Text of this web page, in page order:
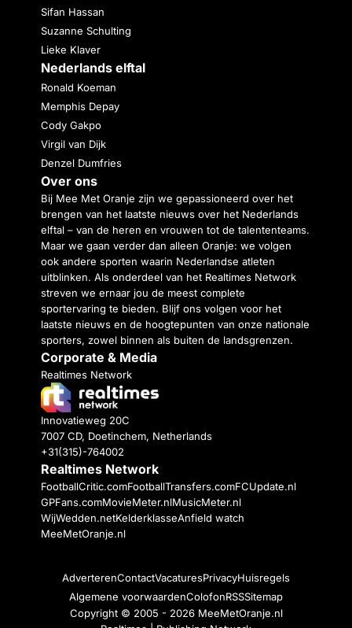
Sifan Hassan
Suzanne Schulting
Lieke Klaver
Nederlands elftal
Ronald Koeman
Memphis Depay
Cody Gakpo
Virgil van Dijk
Denzel Dumfries
Over ons
Bij Mee Met Oranje zijn we gepassioneerd over het
brengen van het laatste nieuws over het Nederlands
elftal – van de heren en vrouwen tot de talententeams.
Maar we gaan verder dan alleen Oranje: we volgen
ook andere sporten waarin Nederlandse atleten
uitblinken. Als onderdeel van het Realtimes Network
streven we ernaar jou de meest complete
sportervaring te bieden. Blijf ons volgen voor het
laatste nieuws en de hoogtepunten van onze nationale
sporters, zowel binnen als buiten de landsgrenzen.
Corporate & Media
Realtimes Network
Innovatieweg 20C
7007 CD, Doetinchem, Netherlands
+31(315)-764002
Realtimes Network
FootballCritic.comFootballTransfers.comFCUpdate.nl
GPFans.comMovieMeter.nlMusicMeter.nl
WijWedden.netKelderklasseAnfield watch
MeeMetOranje.nl
AdverterenContactVacaturesPrivacyHuisregels
Algemene voorwaardenColofonRSSSitemap
Copyright © 2005 - 2026 MeeMetOranje.nl